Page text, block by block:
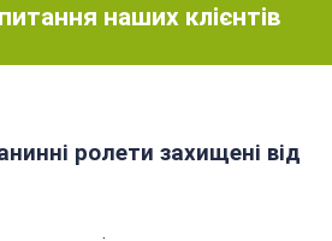
наших клієнтів
ролети захищені від